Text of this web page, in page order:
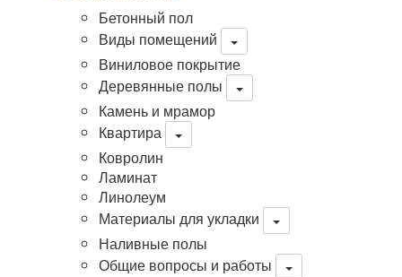
Бетонный пол
Виды помещений
Виниловое покрытие
Деревянные полы
Камень и мрамор
Квартира
Ковролин
Ламинат
Линолеум
Материалы для укладки
Наливные полы
Общие вопросы и работы